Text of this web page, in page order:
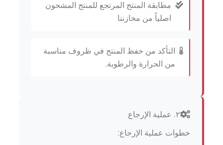
مطابقة المنتج المرتجع للمنتج المشحون
اصلياً من مخازننا
التأكد من حفظ المنتج في ظروف مناسبة
من الحرارة والرطوبة.
٢. عملية الإرجاع
خطوات عملية الإرجاع: